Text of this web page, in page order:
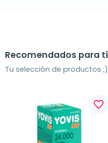
Recomendados para ti
Tu selección de productos ;)
favorite_border